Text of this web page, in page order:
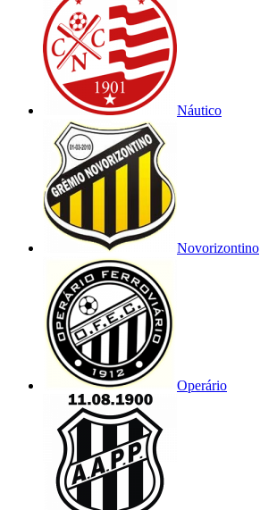
Náutico
Novorizontino
Operário